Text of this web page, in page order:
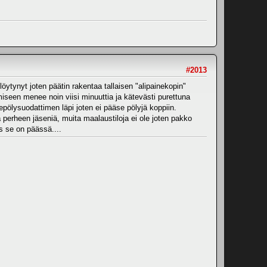
#2013
joten päätin rakentaa tallaisen "alipainekopin"
menee noin viisi minuuttia ja kätevästi purettuna
läpi joten ei pääse pölyjä koppiin.
jäseniä, muita maalaustiloja ei ole joten pakko
se on päässä....